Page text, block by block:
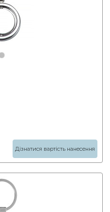
Дізнатися вартість нанесення